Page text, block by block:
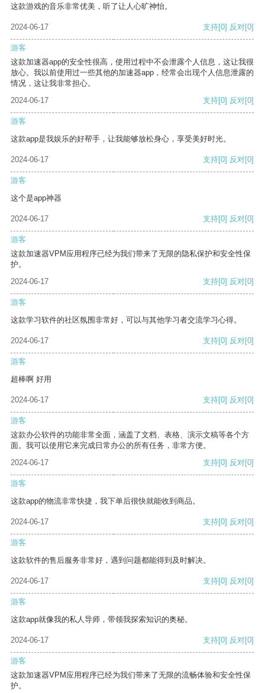
这款游戏的音乐非常优美，听了让人心旷神怡。
2024-06-17 支持[0] 反对[0]
游客
这款加速器app的安全性很高，使用过程中不会泄露个人信息，这让我很
放心。我以前使用过一些其他的加速器app，经常会出现个人信息泄露的
情况，这让我非常担心。
2024-06-17
支持[0] 反对[0]
游客
这款app是我娱乐的好帮手，让我能够放松身心，享受美好时光。
2024-06-17 支持[0] 反对[0]
游客
这个是app神器
2024-06-17 支持[0] 反对[0]
游客
这款加速器VPM应用程序已经为我们带来了无限的隐私保护和安全性保
护。
2024-06-17
支持[0] 反对[0]
游客
这款学习软件的社区氛围非常好，可以与其他学习者交流学习心得。
2024-06-17 支持[0] 反对[0]
游客
超棒啊 好用
2024-06-17 支持[0] 反对[0]
游客
这款办公软件的功能非常全面，涵盖了文档、表格、演示文稿等各个方
面。我可以使用它来完成日常办公的所有任务，非常方便。
2024-06-17
支持[0] 反对[0]
游客
这款app的物流非常快捷，我下单后很快就能收到商品。
2024-06-17 支持[0] 反对[0]
游客
这款软件的售后服务非常好，遇到问题都能得到及时解决。
2024-06-17 支持[0] 反对[0]
游客
这款app就像我的私人导师，带领我探索知识的奥秘。
2024-06-17 支持[0] 反对[0]
游客
这款加速器VPM应用程序已经为我们带来了无限的流畅体验和安全性保
护。